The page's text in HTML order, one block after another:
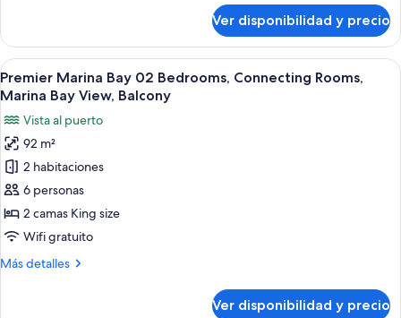
City
View
Panoramic
02
Bedrooms,
Connecting
High
Floor,
City
View
Ver disponibilidad y precio
Ver
todas
fotos
de
Premier
Marina
Bay
02
Connecting
Una habitación de hotel moderna
5
Premier Marina Bay 02 Bedrooms, Connecting Rooms,
Marina Bay View, Balcony
Vista al puerto
92 m²
2 habitaciones
6 personas
2 camas King size
Wifi gratuito
Más detalles
Más
Ver disponibilidad y precio